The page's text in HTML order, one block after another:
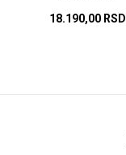
18.190,00 RSD